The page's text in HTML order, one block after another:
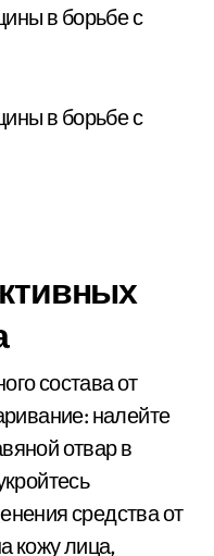
состава от
налейте
отвар в
средства от
кожу лица,